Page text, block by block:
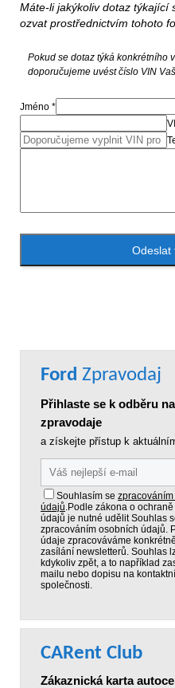
Máte-li jakýkoliv dotaz týkající
ozvat prostřednictvím tohoto
Pokud se dotaz týká konkrétního
doporučujeme uvést číslo VIN
Jméno *
Odeslat
Ford Zpravodaj
Přihlaste se k odběru
zpravodaje
a získejte přístup k
Souhlasím se
údajů.Podle zákona o
údajů je nutné udělit Souhlas
zpracováním osobních údajů.
údaje zpracováváme
zasílání newsletterů. Souhlas
kdykoliv zpět, a to například
mailu nebo dopisu na
společnosti.
CARent Club
Zákaznická karta